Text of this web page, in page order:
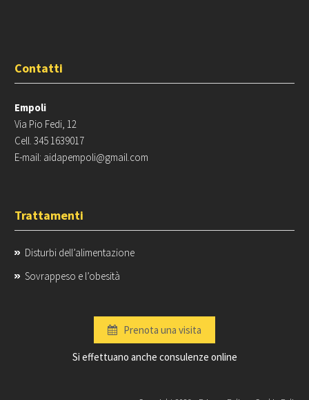
Contatti
Empoli
Via Pio Fedi, 12
Cell. 345 1639017
E-mail: aidapempoli@gmail.com
Trattamenti
Disturbi dell’alimentazione
Sovrappeso e l’obesità
Prenota una visita
Si effettuano anche consulenze online